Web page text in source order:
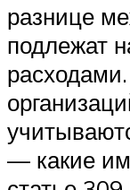
разнице
подлежат
— какие